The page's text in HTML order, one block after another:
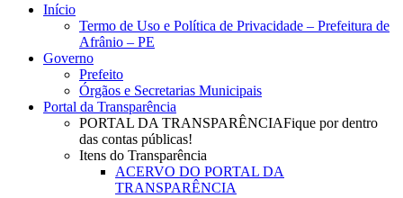
search
Menu
Início
Termo de Uso e Política de Privacidade – Prefeitura de
Afrânio – PE
Governo
Prefeito
Órgãos e Secretarias Municipais
Portal da Transparência
PORTAL DA TRANSPARÊNCIAFique por dentro
das contas públicas!
Itens do Transparência
ACERVO DO PORTAL DA
TRANSPARÊNCIA